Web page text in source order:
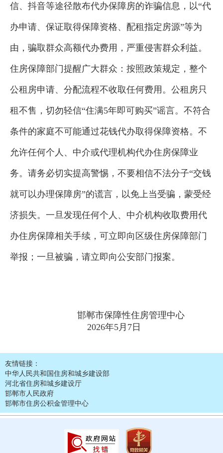
信、抖音等途径散布代办保障房的诈骗信息，以“代
办申请、保证取得保障资格、配租指定房源”等为
由，骗取群众高额代办费用，严重侵害群众利益。
住房保障部门提醒广大群众：按照政策规定，整个
公租房申请、分配流程不收取任何费用。公租房只
租不售，切勿轻信“住满5年即可购买”谣言。不符合
条件的家庭不可能通过花钱代办取得保障资格。不
允许任何个人、中介或代理机构代办住房保障业
务。请务必切实提高警惕，不要相信不法分子“交钱
就可以办理保障房”的谎言，以免上当受骗，蒙受经
济损失。一旦发现任何个人、中介机构收取费用代
办住房保障相关手续，可立即向区级住房保障部门
举报；一旦被骗，请立即向公安部门报案。
邯郸市保障性住房管理中心
2026年5月7日
友情链接：
中华人民共和国住房和城乡建设部
河北省住房和城乡建设厅
邯郸市人民政府
邯郸市住房公积金管理中心